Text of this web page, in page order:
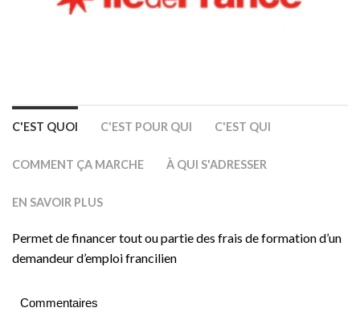
C'EST QUOI C'EST POUR QUI C'EST QUI
COMMENT ÇA MARCHE À QUI S'ADRESSER
EN SAVOIR PLUS
Permet de financer tout ou partie des frais de formation d’un
demandeur d’emploi francilien
Commentaires